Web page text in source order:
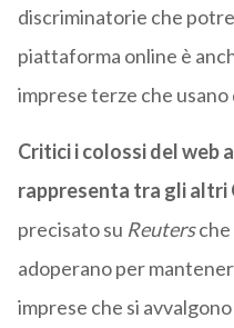
discriminatorie che
piattaforma online è
imprese terze che
Critici i colossi del web
rappresenta tra gli altri
precisato su Reutersche
adoperano per
imprese che si